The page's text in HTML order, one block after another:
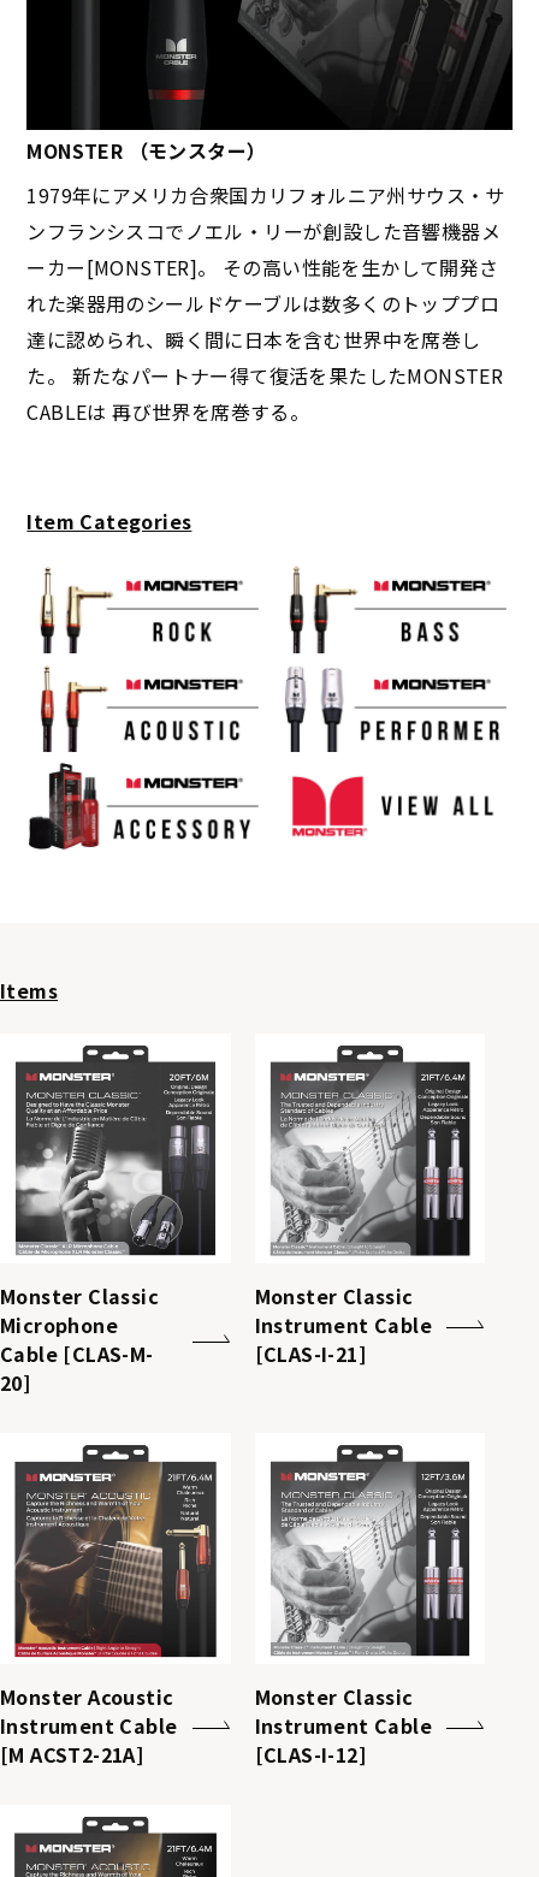
MONSTER （モンスター）
1979年にアメリカ合衆国カリフォルニア州サウス・サ
ンフランシスコでノエル・リーが創設した音響機器メ
ーカー[MONSTER]。 その高い性能を生かして開発さ
れた楽器用のシールドケーブルは数多くのトッププロ
達に認められ、瞬く間に日本を含む世界中を席巻し
た。 新たなパートナー得て復活を果たしたMONSTER
CABLEは 再び世界を席巻する。
Item Categories
Items
Monster Classic
Microphone
Cable [CLAS-M-
20]
Monster Classic
Instrument Cable
[CLAS-I-21]
Monster Acoustic
Instrument Cable
[M ACST2-21A]
Monster Classic
Instrument Cable
[CLAS-I-12]